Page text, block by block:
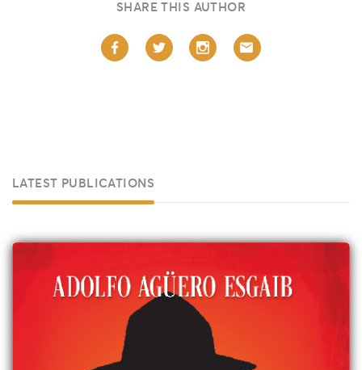
SHARE THIS AUTHOR
LATEST PUBLICATIONS